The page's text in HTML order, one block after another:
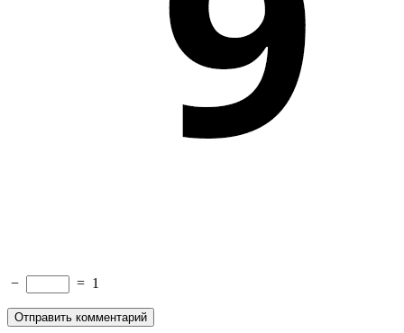
− = 1